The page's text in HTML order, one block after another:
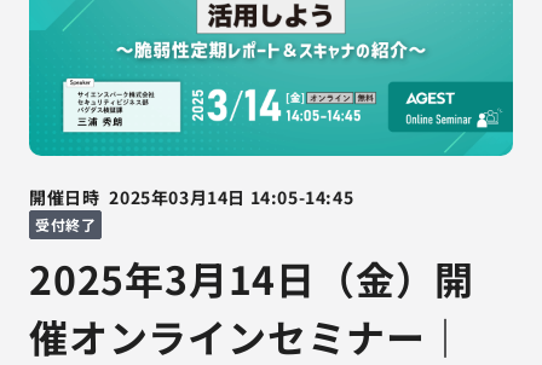
開催日時 2025年03月14日 14:05-14:45
受付終了
2025年3月14日（金）開
催オンラインセミナー｜